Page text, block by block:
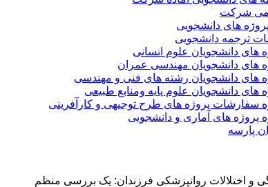
شرکت
های دانشجویی
ترجمه دانشجویی
های دانشجویان علوم انسانی
های دانشجویان مهندسی عمران
های دانشجویان رشته های فنی و مهندسی
های دانشجویان علوم پایه ومنابع طبیعی
سفارشات پروژه های طرح توجیهی و کارآفرینی
پروژه های آماری و دانشجویی
پارسه
و اختلالات روانپزشکی فرزندان: یک بررسی منظم